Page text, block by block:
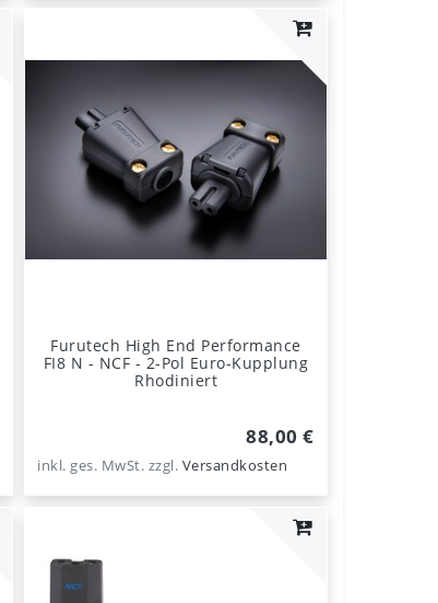
Furutech High End Performance
FI8 N - NCF - 2-Pol Euro-Kupplung
Rhodiniert
88,00 €
inkl. ges. MwSt. zzgl. Versandkosten